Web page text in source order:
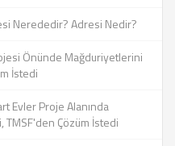
Nerededir? Adresi Nedir?
Önünde Mağduriyetlerini
İstedi
Evler Proje Alanında
Çözüm İstedi